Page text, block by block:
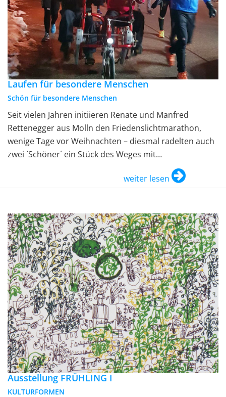
Laufen für besondere Menschen
Schön für besondere Menschen
Seit vielen Jahren initiieren Renate und Manfred
Rettenegger aus Molln den Friedenslichtmarathon,
wenige Tage vor Weihnachten – diesmal radelten auch
zwei `Schöner´ ein Stück des Weges mit…
weiter lesen
Ausstellung FRÜHLING I
KULTURFORMEN